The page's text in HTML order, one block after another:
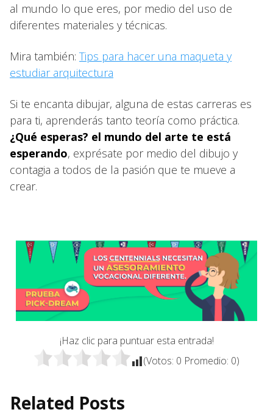
al mundo lo que eres, por medio del uso de
diferentes materiales y técnicas.
Mira también: Tips para hacer una maqueta y
estudiar arquitectura
Si te encanta dibujar, alguna de estas carreras es
para ti, aprenderás tanto teoría como práctica.
¿Qué esperas? el mundo del arte te está
esperando, exprésate por medio del dibujo y
contagia a todos de la pasión que te mueve a
crear.
¡Haz clic para puntuar esta entrada!
(Votos: 0 Promedio: 0)
Related Posts